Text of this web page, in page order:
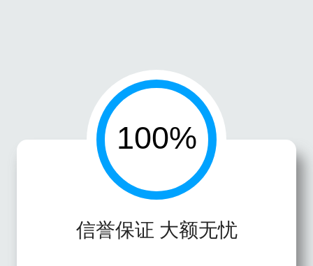
信誉保证 大额无忧